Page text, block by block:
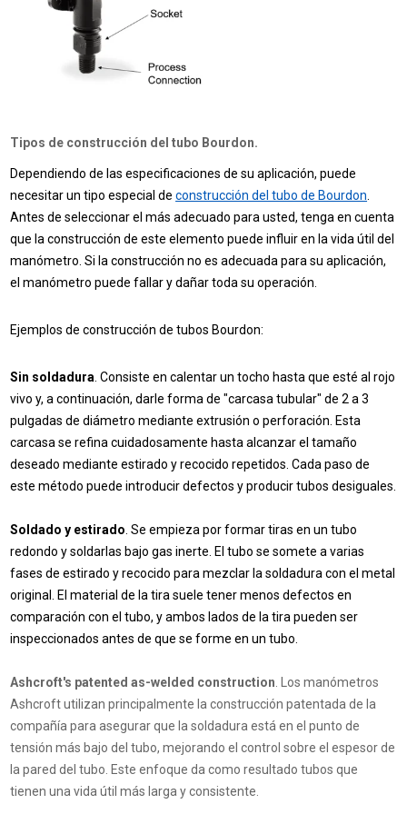
Tipos de construcción del tubo Bourdon.
Dependiendo de las especificaciones de su aplicación, puede
necesitar un tipo especial deconstrucción del tubo de Bourdon
Antes de seleccionar el más adecuado para usted, tenga en cuenta
que la construcción de este elemento puede influir en la vida útil del
manómetro. Si la construcción no es adecuada para su aplicación,
el manómetro puede fallar y dañar toda su operación.
Ejemplos de construcción de tubos Bourdon:
Sin soldadura . Consiste en calentar un tocho hasta que esté al rojo
vivo y, a continuación, darle forma de "carcasa tubular" de 2 a 3
pulgadas de diámetro mediante extrusión o perforación. Esta
carcasa se refina cuidadosamente hasta alcanzar el tamaño
deseado mediante estirado y recocido repetidos. Cada paso de
este método puede introducir defectos y producir tubos desiguales.
Soldado y estirado . Se empieza por formar tiras en un tubo
redondo y soldarlas bajo gas inerte. El tubo se somete a varias
fases de estirado y recocido para mezclar la soldadura con el metal
original. El material de la tira suele tener menos defectos en
comparación con el tubo, y ambos lados de la tira pueden ser
inspeccionados antes de que se forme en un tubo.
Ashcroft's patented as-welded construction . Los manómetros
Ashcroft utilizan principalmente la construcción patentada de la
compañía para asegurar que la soldadura está en el punto de
tensión más bajo del tubo, mejorando el control sobre el espesor de
la pared del tubo. Este enfoque da como resultado tubos que
tienen una vida útil más larga y consistente.